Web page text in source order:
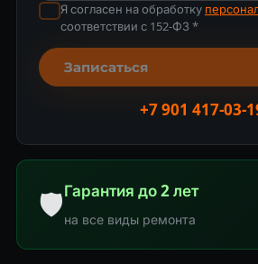
Я согласен на обработку
соответствии с 152-ФЗ *
Записаться
+7 901 417-03-
🛡Гарантия до 2 лет
на все виды ремонта